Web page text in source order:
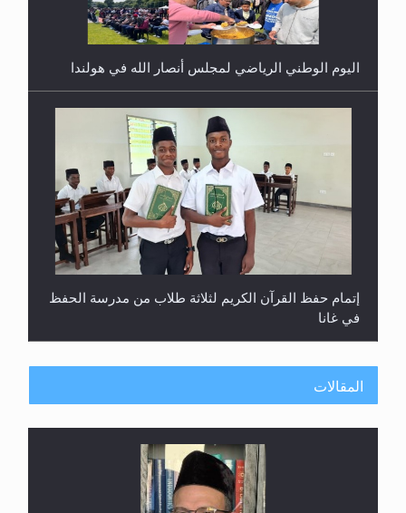
إتمام حفظ القرآن الكريم لثلاثة طلاب من مدرسة الحفظ
في غانا
حفل توزيع الشهادات في الجامعة الأحمدية بنيجيريا لعام
2025
المقالات